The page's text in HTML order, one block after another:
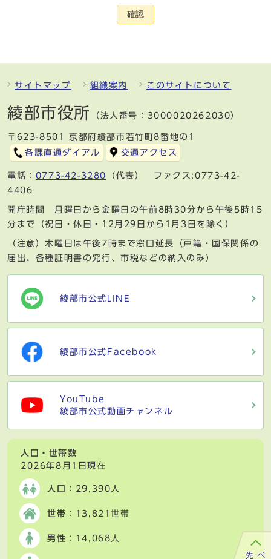
確認
サイトマップ 組織案内 このサイトについて
綾部市役所 （法人番号：3000020262030）
〒623-8501 京都府綾部市若竹町8番地の1
各課直通ダイアル
交通アクセス
電話： 0773-42-3280
（代表） ファクス:0773-42-
4406
開庁時間 月曜日から金曜日の午前8時30分から午後5時15
分まで（祝日・休日・12月29日から1月3日を除く）
（注意）木曜日は午後7時まで窓口延長（戸籍・国保関係の
届出、各種証明書の発行、市税などの納入のみ）
綾部市公式LINE
綾部市公式Facebook
YouTube
綾部市公式動画チャンネル
人口・世帯数
2026年8月1日現在
人口 ：29,390人
世帯 ：13,821世帯
男性 ：14,068人